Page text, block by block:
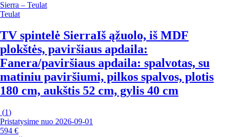
Teulat
TV spintelė SierraIš ąžuolo, iš MDF
plokštės, paviršiaus apdaila:
Fanera/paviršiaus apdaila: spalvotas, su
matiniu paviršiumi, pilkos spalvos, plotis
180 cm, aukštis 52 cm, gylis 40 cm
(1)
Pristatysime nuo 2026‑09‑01
594 €